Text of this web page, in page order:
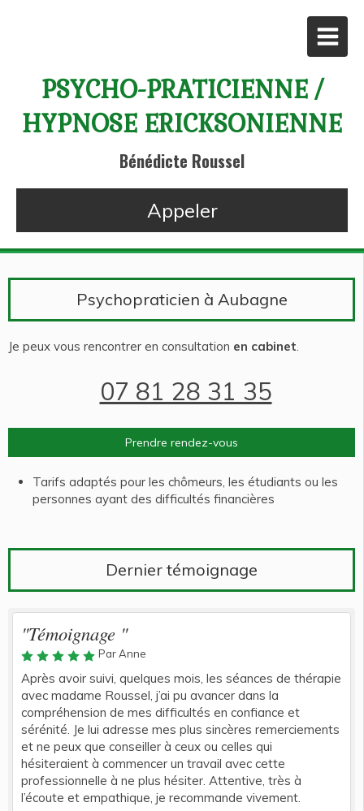
PSYCHO-PRATICIENNE /
HYPNOSE ERICKSONIENNE
Bénédicte Roussel
Appeler
Psychopraticien à Aubagne
Je peux vous rencontrer en consultation en cabinet.
07 81 28 31 35
Prendre rendez-vous
Tarifs adaptés pour les chômeurs, les étudiants ou les
personnes ayant des difficultés financières
Dernier témoignage
"Témoignage "
Par Anne
Après avoir suivi, quelques mois, les séances de thérapie
avec madame Roussel, j’ai pu avancer dans la
compréhension de mes difficultés en confiance et
sérénité. Je lui adresse mes plus sincères remerciements
et ne peux que conseiller à ceux ou celles qui
hésiteraient à commencer un travail avec cette
professionnelle à ne plus hésiter. Attentive, très à
l’écoute et empathique, je recommande vivement.